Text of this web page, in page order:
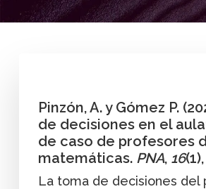
Pinzón, A. y Gómez P.
de decisiones en el
de caso de profesores
matemáticas. PNA, 16
La toma de decisiones del